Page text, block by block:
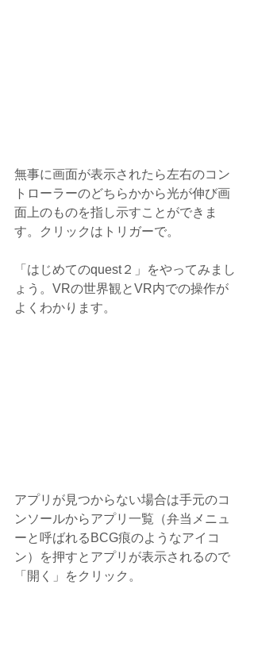
無事に画面が表示されたら左右のコン
トローラーのどちらかから光が伸び画
面上のものを指し示すことができま
す。クリックはトリガーで。
「はじめてのquest２」をやってみまし
ょう。VRの世界観とVR内での操作が
よくわかります。
アプリが見つからない場合は手元のコ
ンソールからアプリ一覧（弁当メニュ
ーと呼ばれるBCG痕のようなアイコ
ン）を押すとアプリが表示されるので
「開く」をクリック。